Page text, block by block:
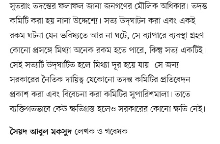
সুতরাং তদন্তের ফলাফল জানা জনগণের মৌলিক অধিকার। তদন্ত
কমিটি করা হয় নানা উদ্দেশ্যে। সত্য উদ্‌ঘাটন করা এবং একই
রকম ঘটনা যেন ভবিষ্যতে আর না ঘটে, সে ব্যাপারে ব্যবস্থা গ্রহণ।
কোনো প্রসঙ্গে মিথ্যা অনেক রকম হতে পারে, কিন্তু সত্য একটিই।
সেই সত্যটি উদ্‌ঘাটিত হলে মিথ্যা দূর হয়ে যায়। সে জন্য
সরকারের নৈতিক দায়িত্ব যেকোনো তদন্ত কমিটির প্রতিবেদন
প্রকাশ করা এবং বিবেচনা করা কমিটির সুপারিশমালা। তাতে
ব্যক্তিগতভাবে কেউ ক্ষতিগ্রস্ত হলেও সরকারের কোনো ক্ষতি নেই।
সৈয়দ আবুল মকসুদলেখক ও গবেষক